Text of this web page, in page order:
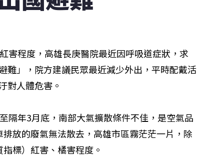
害程度，高雄長庚醫院最近因呼吸道症狀，求
難」，院方建議民眾最近減少外出，平時配戴活
對人體危害。
隔年3月底，南部大氣擴散條件不佳，是空氣品
放的廢氣無法散去，高雄市區霧茫茫一片，除
標）紅害、橘害程度。